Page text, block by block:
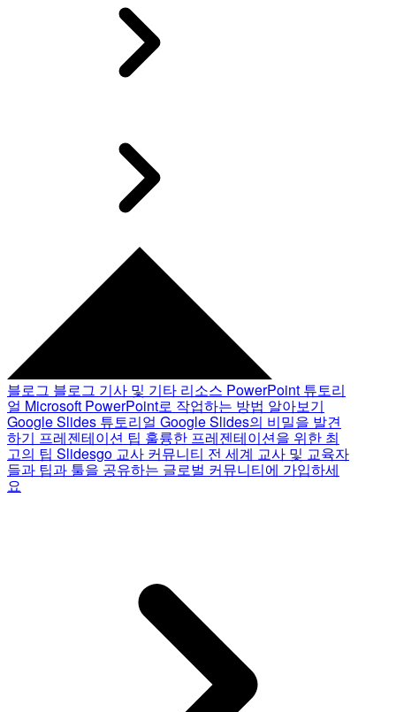
블로그 블로그 기사 및 기타 리소스 PowerPoint 튜토리
얼 Microsoft PowerPoint로 작업하는 방법 알아보기
Google Slides 튜토리얼 Google Slides의 비밀을 발견
하기 프레젠테이션 팁 훌륭한 프레젠테이션을 위한 최
고의 팁 Slidesgo 교사 커뮤니티 전 세계 교사 및 교육자
들과 팁과 툴을 공유하는 글로벌 커뮤니티에 가입하세
요